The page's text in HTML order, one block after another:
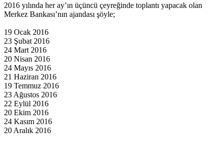
2016 yılında her ay’ın üçüncü çeyreğinde toplantı yapacak olan
Merkez Bankası’nın ajandası şöyle;
19 Ocak 2016
23 Şubat 2016
24 Mart 2016
20 Nisan 2016
24 Mayıs 2016
21 Haziran 2016
19 Temmuz 2016
23 Ağustos 2016
22 Eylül 2016
20 Ekim 2016
24 Kasım 2016
20 Aralık 2016